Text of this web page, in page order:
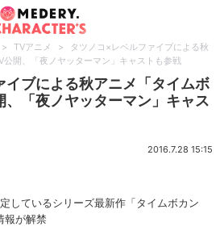
> TVアニメ >
タツノコ×レベルファイブによる秋
開、「夜ノヤッターマン」キャストも参戦
イブによる秋アニメ「タイムボ
「夜ノヤッターマン」キャス
2016.7.28 15:15
しているシリーズ最新作「タイムボカン
報が解禁